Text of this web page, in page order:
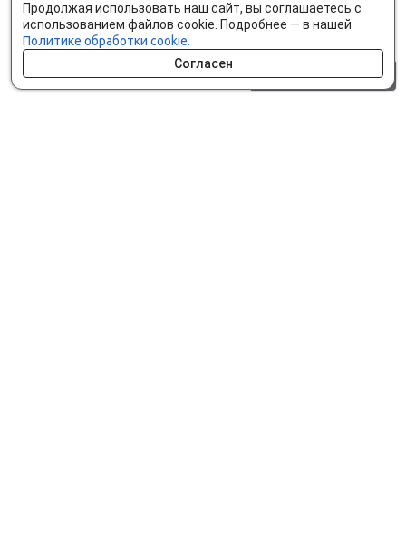
Продолжая использовать наш сайт, вы соглашаетесь с
использованием файлов cookie. Подробнее — в нашей
Политике обработки cookie.
Согласен